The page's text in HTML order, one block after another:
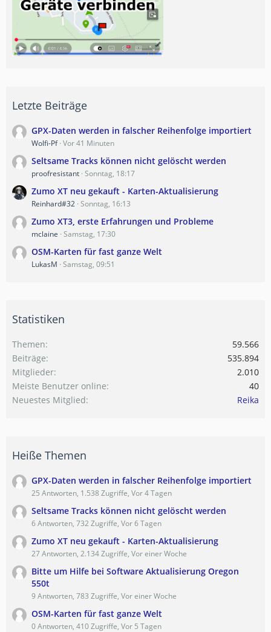
Letzte Beiträge
GPX-Daten werden in falscher Reihenfolge importiert
Wolfi-Pf Vor 41 Minuten
Seltsame Tracks können nicht gelöscht werden
proofresistant Sonntag, 18:17
Zumo XT neu gekauft - Karten-Aktualisierung
Reinhard#32 Sonntag, 16:13
Zumo XT3, erste Erfahrungen und Probleme
mclaine Samstag, 17:30
OSM-Karten für fast ganze Welt
LukasM Samstag, 09:51
Statistiken
Themen
59.566
Beiträge
535.894
Mitglieder
2.010
Meiste Benutzer online
40
Neuestes Mitglied
Reika
Heiße Themen
GPX-Daten werden in falscher Reihenfolge importiert
25 Antworten, 1.538 Zugriffe, Vor 4 Tagen
Seltsame Tracks können nicht gelöscht werden
6 Antworten, 732 Zugriffe, Vor 6 Tagen
Zumo XT neu gekauft - Karten-Aktualisierung
27 Antworten, 2.134 Zugriffe, Vor einer Woche
Bitte um Hilfe bei Software Aktualisierung Oregon
550t
9 Antworten, 783 Zugriffe, Vor einer Woche
OSM-Karten für fast ganze Welt
0 Antworten, 410 Zugriffe, Vor 5 Tagen